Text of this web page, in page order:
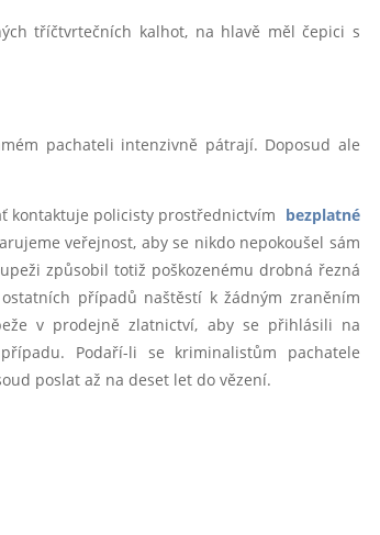
tříčtvrtečních kalhot, na hlavě měl čepici s
pachateli intenzivně pátrají. Doposud ale
kontaktuje policisty prostřednictvím bezplatné
veřejnost, aby se nikdo nepokoušel sám
způsobil totiž poškozenému drobná řezná
případů naštěstí k žádným zraněním
v prodejně zlatnictví, aby se přihlásili na
Podaří-li se kriminalistům pachatele
poslat až na deset let do vězení.